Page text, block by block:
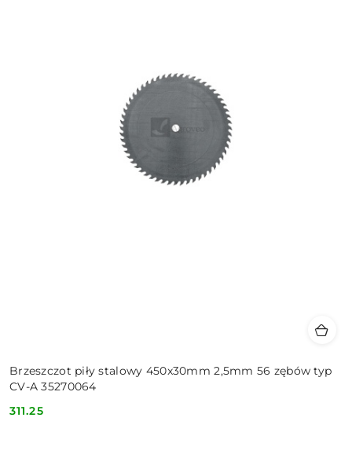
Brzeszczot piły stalowy 450x30mm 2,5mm 56 zębów typ
CV-A 35270064
Cena:
311.25